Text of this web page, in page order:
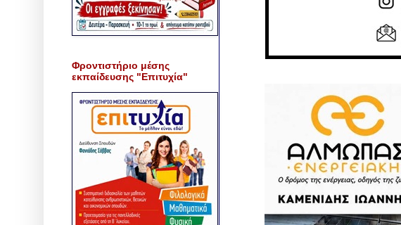
Φροντιστήριο μέσης
εκπαίδευσης "Επιτυχία"